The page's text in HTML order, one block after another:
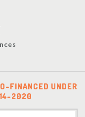
FINANCED UNDER
2020